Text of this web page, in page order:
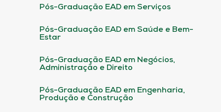
Pós-Graduação EAD em Serviços
Pós-Graduação EAD em Saúde e Bem-
Estar
Pós-Graduação EAD em Negócios,
Administração e Direito
Pós-Graduação EAD em Engenharia,
Produção e Construção